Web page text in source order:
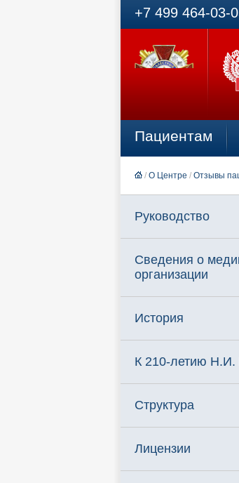
+7 499 464-03-
Пациентам
/ О Центре / Отзывы
Руководство
Сведения о
организации
История
К 210-летию Н.И.
Структура
Лицензии